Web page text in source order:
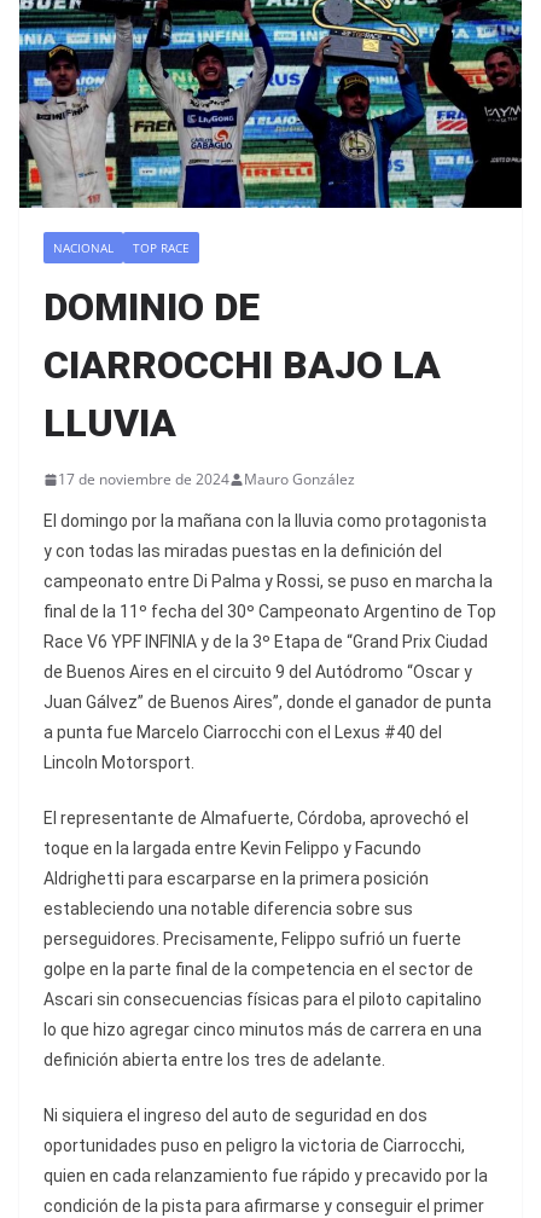
NACIONAL TOP RACE
DOMINIO DE
CIARROCCHI BAJO LA
LLUVIA
17 de noviembre de 2024 Mauro González
El domingo por la mañana con la lluvia como protagonista
y con todas las miradas puestas en la definición del
campeonato entre Di Palma y Rossi, se puso en marcha la
final de la 11º fecha del 30º Campeonato Argentino de Top
Race V6 YPF INFINIA y de la 3º Etapa de “Grand Prix Ciudad
de Buenos Aires en el circuito 9 del Autódromo “Oscar y
Juan Gálvez” de Buenos Aires”, donde el ganador de punta
a punta fue Marcelo Ciarrocchi con el Lexus #40 del
Lincoln Motorsport.
El representante de Almafuerte, Córdoba, aprovechó el
toque en la largada entre Kevin Felippo y Facundo
Aldrighetti para escarparse en la primera posición
estableciendo una notable diferencia sobre sus
perseguidores. Precisamente, Felippo sufrió un fuerte
golpe en la parte final de la competencia en el sector de
Ascari sin consecuencias físicas para el piloto capitalino
lo que hizo agregar cinco minutos más de carrera en una
definición abierta entre los tres de adelante.
Ni siquiera el ingreso del auto de seguridad en dos
oportunidades puso en peligro la victoria de Ciarrocchi,
quien en cada relanzamiento fue rápido y precavido por la
condición de la pista para afirmarse y conseguir el primer